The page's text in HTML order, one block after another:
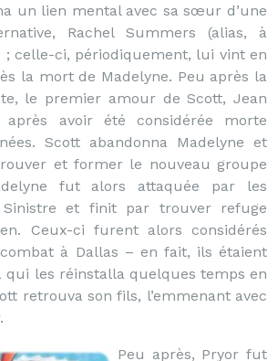
un lien mental avec sa sœur d’une
Rachel Summers (alias, à
; celle-ci, périodiquement, lui vint en
la mort de Madelyne. Peu après la
le premier amour de Scott, Jean
après avoir été considérée morte
Scott abandonna Madelyne et
et former le nouveau groupe
fut alors attaquée par les
Sinistre et finit par trouver refuge
Ceux-ci furent alors considérés
à Dallas – en fait, ils étaient
qui les réinstalla quelques temps en
retrouva son fils, l’emmenant avec
Peu après, Pryor fut